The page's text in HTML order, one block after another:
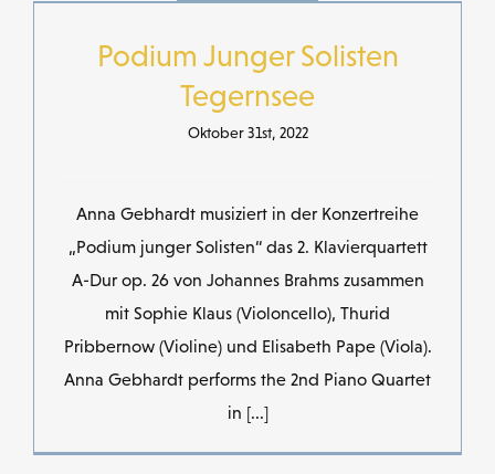
Podium Junger Solisten
Tegernsee
Oktober 31st, 2022
Anna Gebhardt musiziert in der Konzertreihe
„Podium junger Solisten“ das 2. Klavierquartett
A-Dur op. 26 von Johannes Brahms zusammen
mit Sophie Klaus (Violoncello), Thurid
Pribbernow (Violine) und Elisabeth Pape (Viola).
Anna Gebhardt performs the 2nd Piano Quartet
in [...]